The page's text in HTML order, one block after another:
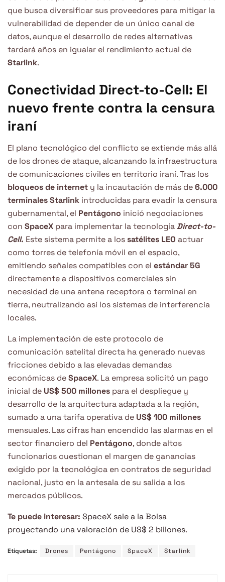
que busca diversificar sus proveedores para mitigar la
vulnerabilidad de depender de un único canal de
datos, aunque el desarrollo de redes alternativas
tardará años en igualar el rendimiento actual de
Starlink.
Conectividad Direct-to-Cell: El
nuevo frente contra la censura
iraní
El plano tecnológico del conflicto se extiende más allá
de los drones de ataque, alcanzando la infraestructura
de comunicaciones civiles en territorio iraní. Tras los
bloqueos de internet y la incautación de más de6.000
terminales Starlink introducidas para evadir la censura
gubernamental, el Pentágono inició negociaciones
con SpaceX para implementar la tecnologíaDirect-to-
Cell. Este sistema permite a los satélites LEO actuar
como torres de telefonía móvil en el espacio,
emitiendo señales compatibles con el estándar 5G
directamente a dispositivos comerciales sin
necesidad de una antena receptora o terminal en
tierra, neutralizando así los sistemas de interferencia
locales.
La implementación de este protocolo de
comunicación satelital directa ha generado nuevas
fricciones debido a las elevadas demandas
económicas deSpaceX. La empresa solicitó un pago
inicial de US$ 500 millones para el despliegue y
desarrollo de la arquitectura adaptada a la región,
sumado a una tarifa operativa de US$ 100 millones
mensuales. Las cifras han encendido las alarmas en el
sector financiero del Pentágono, donde altos
funcionarios cuestionan el margen de ganancias
exigido por la tecnológica en contratos de seguridad
nacional, justo en la antesala de su salida a los
mercados públicos.
Te puede interesar: SpaceX sale a la Bolsa
proyectando una valoración de US$ 2 billones.
Etiquetas: Drones Pentágono SpaceX Starlink